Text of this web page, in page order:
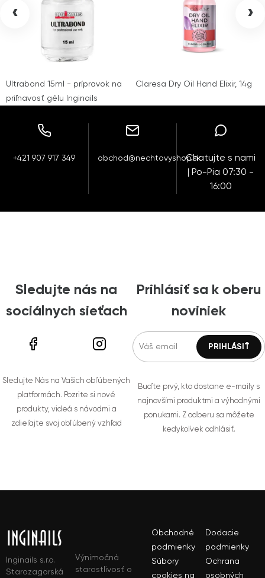
Ultrabond 15ml - prípravok na
priľnavosť gélu Inginails
Claresa Dry Oil Hand Elixir, 14g
‹ ›
+421 907 917 349 obchod@nechtovyshop.skChatujte s nami
| Po-Pia 07:30 -
16:00
Sledujte nás na
sociálnych sieťach
Sledujte Nás na Vašich obľúbených
platformách. Pozrite si nové
produkty, videá s návodmi a
zdieľajte svoj obľúbený vzhľad
Prihlásiť sa k oberu
noviniek
Buďte prvý, kto dostane e-maily s
najnovšími produktmi a výhodnými
ponukami. Z odberu sa môžete
kedykoľvek odhlásiť.
Inginails s.r.o.
Starozagorská
Výnimočná
starostlivosť o
Obchodné
podmienky
Dodacie
podmienky
Súbory
cookies na
Ochrana
osobných